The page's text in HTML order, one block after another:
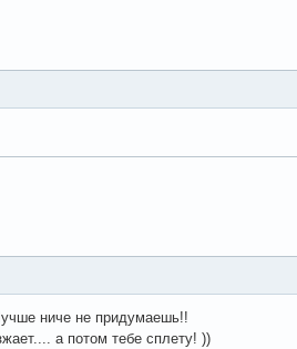
ниче не придумаешь!!
а потом тебе сплету! ))